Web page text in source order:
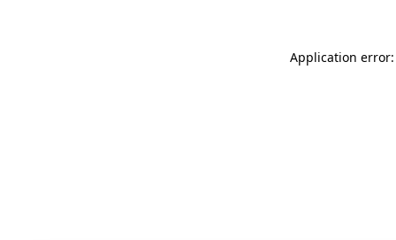
Application